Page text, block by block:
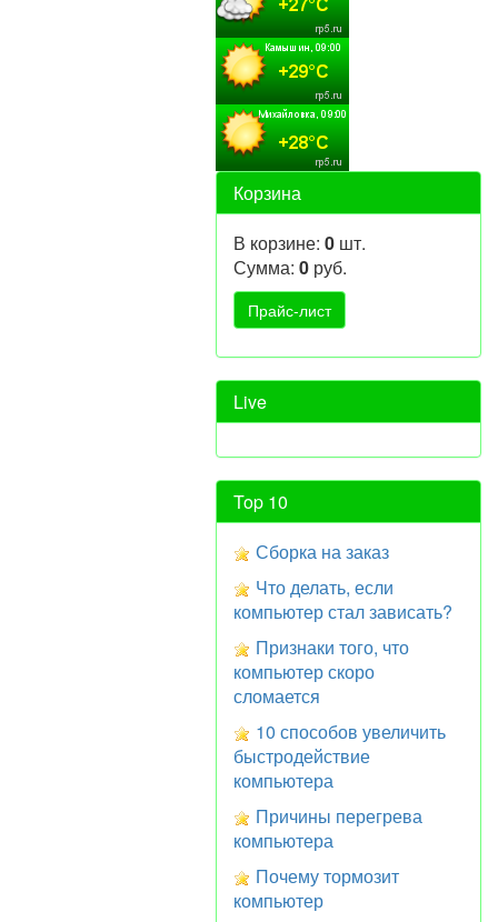
Корзина
В корзине:0 шт.
Сумма:0 руб.
Live
Top 10
Сборка на заказ
Что делать, если
компьютер стал зависать?
Признаки того, что
компьютер скоро
сломается
10 способов увеличить
быстродействие
компьютера
Причины перегрева
компьютера
Почему тормозит
компьютер